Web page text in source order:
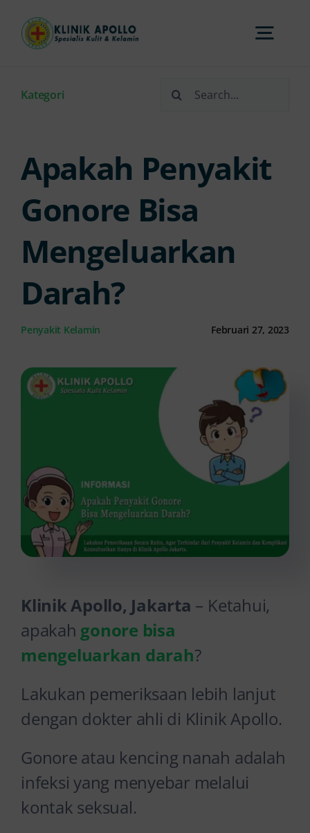
Home
Layanan
FAQs
Kategori
Search
Apakah Penyakit
Gonore Bisa
Mengeluarkan
Darah?
Penyakit Kelamin Februari 27, 2023
Klinik Apollo, Jakarta – Ketahui,
apakah gonore bisa
mengeluarkan darah?
Lakukan pemeriksaan lebih lanjut
dengan dokter ahli di Klinik Apollo.
Gonore atau kencing nanah adalah
infeksi yang menyebar melalui
kontak seksual.